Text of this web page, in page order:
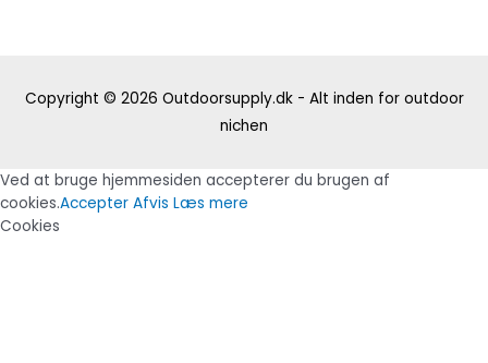
Copyright © 2026 Outdoorsupply.dk - Alt inden for outdoor
nichen
Ved at bruge hjemmesiden accepterer du brugen af
cookies.Accepter Afvis Læs mere
Cookies